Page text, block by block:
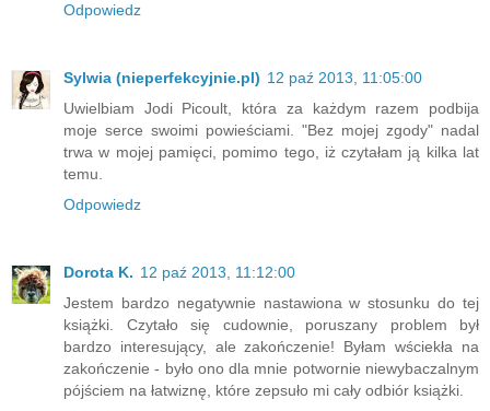
Odpowiedz
Sylwia (nieperfekcyjnie.pl) 12 paź 2013, 11:05:00
Uwielbiam Jodi Picoult, która za każdym razem podbija
moje serce swoimi powieściami. "Bez mojej zgody" nadal
trwa w mojej pamięci, pomimo tego, iż czytałam ją kilka lat
temu.
Odpowiedz
Dorota K. 12 paź 2013, 11:12:00
Jestem bardzo negatywnie nastawiona w stosunku do tej
książki. Czytało się cudownie, poruszany problem był
bardzo interesujący, ale zakończenie! Byłam wściekła na
zakończenie - było ono dla mnie potwornie niewybaczalnym
pójściem na łatwiznę, które zepsuło mi cały odbiór książki.